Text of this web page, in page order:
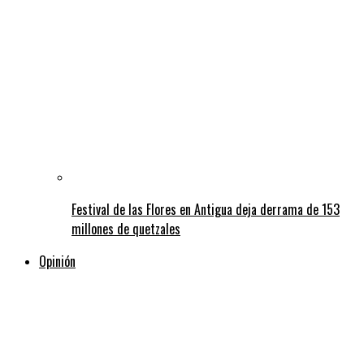
Festival de las Flores en Antigua deja derrama de 153
millones de quetzales
Opinión